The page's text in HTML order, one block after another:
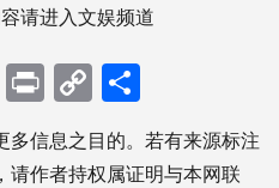
请进入文娱频道
Google
PrintCopy
Link享
信息之目的。若有来源标注
请作者持权属证明与本网联